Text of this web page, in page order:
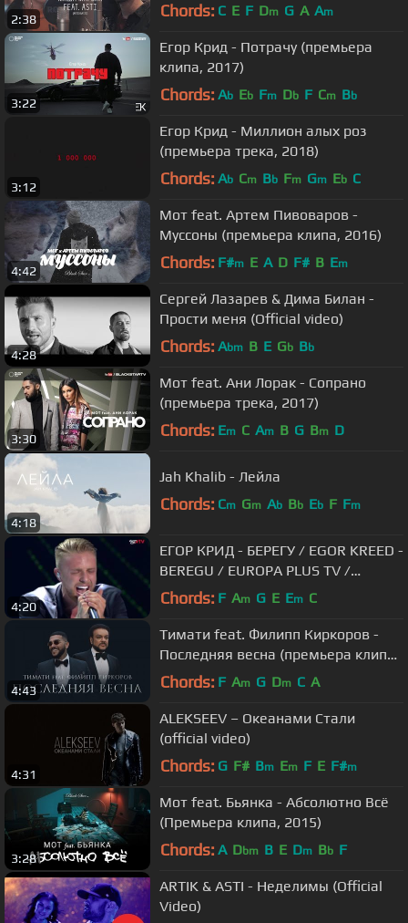
2:38 Chords: C E F Dm G A Am
3:22
Егор Крид - Потрачу (премьера
клипа, 2017)
Chords: Ab Eb Fm Db F Cm Bb
3:12
Егор Крид - Миллион алых роз
(премьера трека, 2018)
Chords: Ab Cm Bb Fm Gm Eb C
4:42
Мот feat. Артем Пивоваров -
Муссоны (премьера клипа, 2016)
Chords: F#m E A D F# B Em
4:28
Сергей Лазарев & Дима Билан -
Прости меня (Official video)
Chords: Abm B E Gb Bb
3:30
Мот feat. Ани Лорак - Сопрано
(премьера трека, 2017)
Chords: Em C Am B G Bm D
4:18
Jah Khalib - Лейла
Chords: Cm Gm Ab Bb Eb F Fm
4:20
ЕГОР КРИД - БЕРЕГУ / EGOR KREED -
BEREGU / EUROPA PLUS TV /
SLAVYANSKIY BAZAR / VITEBSK /
Chords: F Am G E Em C
4:43
Тимати feat. Филипп Киркоров -
Последняя весна (премьера клипа,
2017)
Chords: F Am G Dm C A
4:31
ALEKSEEV – Океанами Стали
(official video)
Chords: G F# Bm Em F E F#m
3:28
Мот feat. Бьянка - Абсолютно Всё
(Премьера клипа, 2015)
Chords: A Dbm B E Dm Bb F
ARTIK & ASTI - Неделимы (Official
Video)